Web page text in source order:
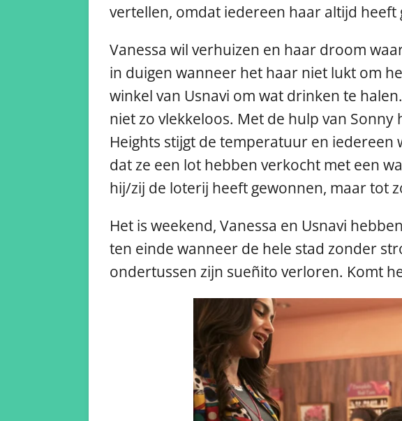
vertellen, omdat iedereen haar altijd heeft
Vanessa wil verhuizen en haar droom
in duigen wanneer het haar niet lukt om
winkel van Usnavi om wat drinken te
niet zo vlekkeloos. Met de hulp van
Heights stijgt de temperatuur en iedereen
dat ze een lot hebben verkocht met een
hij/zij de loterij heeft gewonnen, maar tot
Het is weekend, Vanessa en Usnavi
ten einde wanneer de hele stad zonder
ondertussen zijn sueñito verloren. Komt